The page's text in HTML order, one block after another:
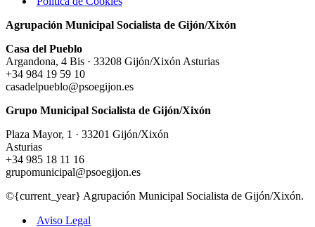
Agrupación Municipal Socialista de Gijón/Xixón
Casa del Pueblo
Argandona, 4 Bis · 33208 Gijón/Xixón Asturias
+34 984 19 59 10
casadelpueblo@psoegijon.es
Grupo Municipal Socialista de Gijón/Xixón
Plaza Mayor, 1 · 33201 Gijón/Xixón
Asturias
+34 985 18 11 16
grupomunicipal@psoegijon.es
©{current_year} Agrupación Municipal Socialista de Gijón/Xixón.
Aviso Legal